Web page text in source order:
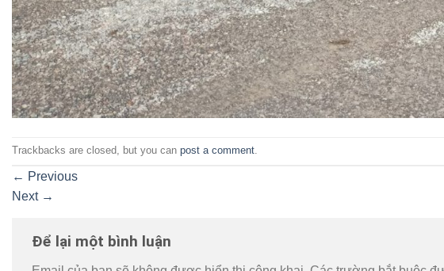
Trackbacks are closed, but you can post a comment
← Previous
Next →
Để lại một bình luận